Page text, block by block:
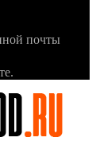
почты